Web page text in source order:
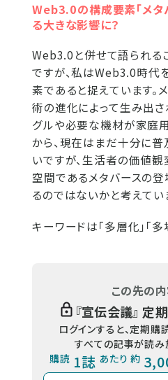
Web3.0の構成要素「メタ
る大きな影響に？
Web3.0と併せて語られる
ですが、私はWeb3.0時代
素であると捉えています。
術の進化によって生み出
グルや必要な機材が家庭
から、現在はまだ十分に
いですが、生活者の価値
空間であるメタバースの
るのではないかと考えてい
キーワードは「多層化」「多
この先の
『宣伝会議』 定
ログインすると、定期購
すべての記事が読み
購読 1誌 あたり 約